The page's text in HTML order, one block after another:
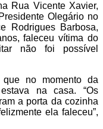
Rua Vicente Xavier,
Olegário no
Rodrigues Barbosa,
faleceu vítima do
não foi possível
no momento da
na casa. “Os
a porta da cozinha
ela faleceu”,